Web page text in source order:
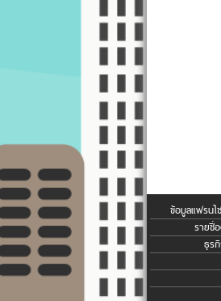
ข้อมูลแฟรนไ
รายชื่
ธุร